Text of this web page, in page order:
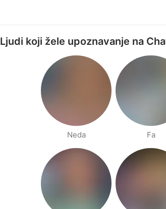
Ljudi koji žele upoznavanje na
Neda Fa